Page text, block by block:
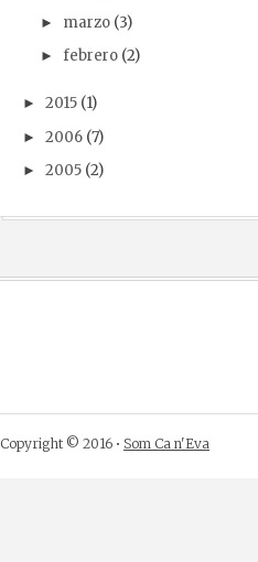
► marzo (3)
► febrero (2)
► 2015 (1)
► 2006 (7)
► 2005 (2)
Copyright © 2016 • Som Ca n'Eva